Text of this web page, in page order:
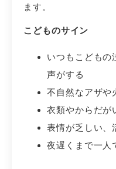
ます。
こどものサイン
いつもこどもの
声がする
不自然なアザや
衣類やからだが
表情が乏しい、
夜遅くまで一人